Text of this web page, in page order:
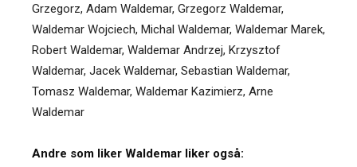
Grzegorz, Adam Waldemar, Grzegorz Waldemar,
Waldemar Wojciech, Michal Waldemar, Waldemar Marek,
Robert Waldemar, Waldemar Andrzej, Krzysztof
Waldemar, Jacek Waldemar, Sebastian Waldemar,
Tomasz Waldemar, Waldemar Kazimierz, Arne
Waldemar
Andre som liker Waldemar liker også: